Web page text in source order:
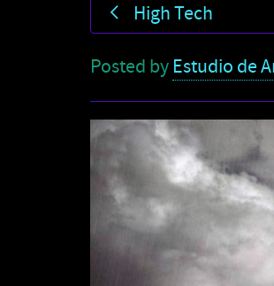
High Tech
Posted by Estudio de